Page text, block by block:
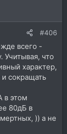
#406
всего -
Учитывая, что
характер,
и сокращать
в этом
80дБ в
)) а не